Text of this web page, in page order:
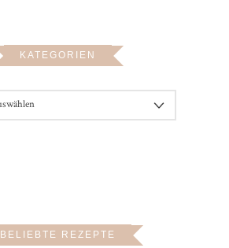
KATEGORIEN
BELIEBTE REZEPTE